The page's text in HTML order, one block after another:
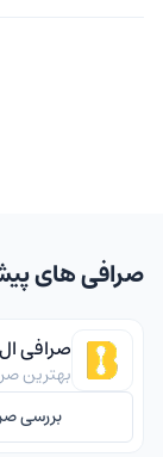
صرافی های
صرافی
بهترین
بررسی